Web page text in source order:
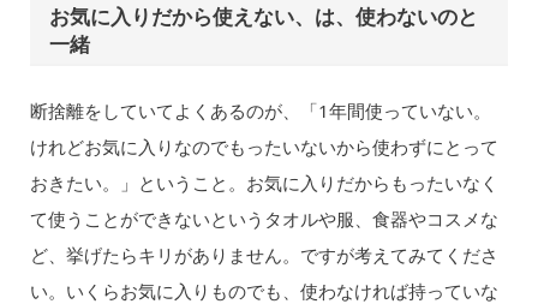
お気に入りだから使えない、は、使わないのと
一緒
断捨離をしていてよくあるのが、「1年間使っていない。
けれどお気に入りなのでもったいないから使わずにとって
おきたい。」ということ。お気に入りだからもったいなく
て使うことができないというタオルや服、食器やコスメな
ど、挙げたらキリがありません。ですが考えてみてくださ
い。いくらお気に入りものでも、使わなければ持っていな